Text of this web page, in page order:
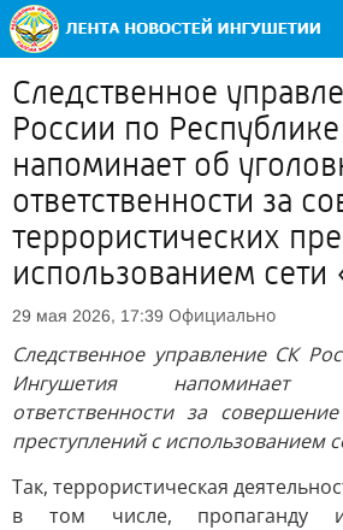
Следственное
России по
напоминает об
ответственности за
террористических
использованием сети
29 мая 2026, 17:39 Официально
Следственное управление СК
Ингушетия напоминает
ответственности за
преступлений с использованием
Так, террористическая
в том числе, пропаганду